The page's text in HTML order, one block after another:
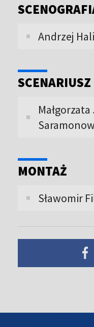
Andrzej
SCENARIUSZ
MONTAŻ
Sławomir